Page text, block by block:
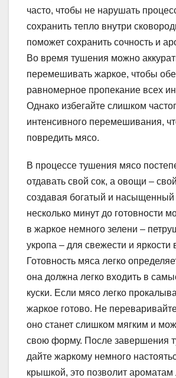
часто, чтобы не нарушать
сохранить тепло внутри
поможет сохранить сочность и
Во время тушения можно
перемешивать жаркое, чтобы
равномерное пропекание всех
Однако избегайте слишком
интенсивного перемешивания,
повредить мясо.
В процессе тушения мясо
отдавать свой сок, а овощи –
создавая богатый и насыщенный
несколько минут до готовности
в жаркое немного зелени –
укропа – для свежести и яркости
Готовность мяса легко
она должна легко входить в
куски. Если мясо легко
жаркое готово. Не
оно станет слишком мягким и
свою форму. После завершения
дайте жаркому немного
крышкой, это позволит